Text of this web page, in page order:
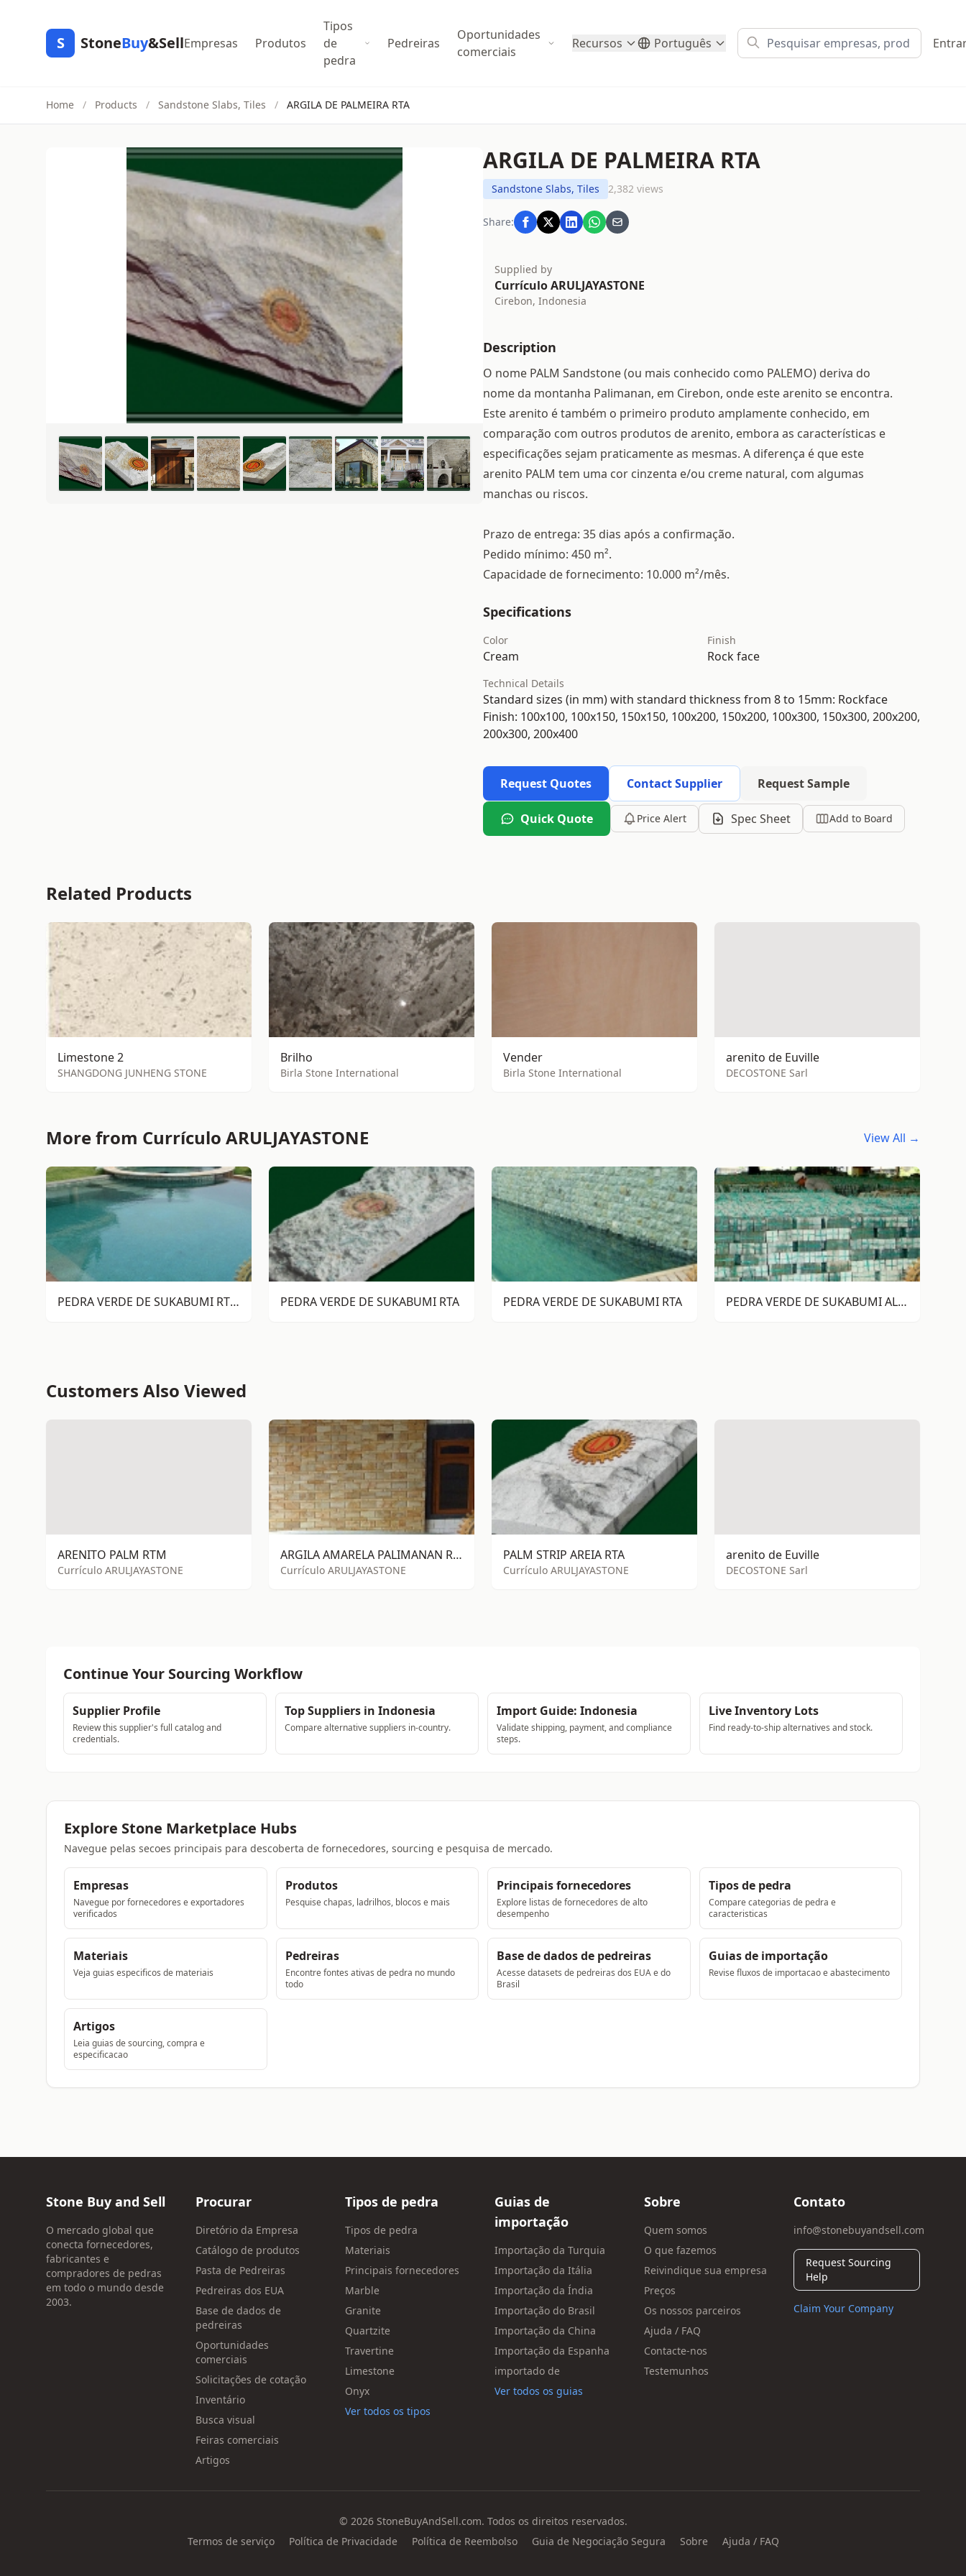
S StoneBuy&SellEmpresas Produtos
Tipos
de
pedra
Pedreiras
Oportunidades
comerciais
Recursos Português
Home / Products / Sandstone Slabs, Tiles / ARGILA DE PALMEIRA RTA
ARGILA DE PALMEIRA RTA
Sandstone Slabs, Tiles 2,382 views
Share:
Supplied by
Currículo ARULJAYASTONE
Cirebon, Indonesia
Description
O nome PALM Sandstone (ou mais conhecido como PALEMO) deriva do
nome da montanha Palimanan, em Cirebon, onde este arenito se encontra.
Este arenito é também o primeiro produto amplamente conhecido, em
comparação com outros produtos de arenito, embora as características e
especificações sejam praticamente as mesmas. A diferença é que este
arenito PALM tem uma cor cinzenta e/ou creme natural, com algumas
manchas ou riscos.
Prazo de entrega: 35 dias após a confirmação.
Pedido mínimo: 450 m².
Capacidade de fornecimento: 10.000 m²/mês.
Specifications
Color
Cream
Finish
Rock face
Technical Details
Standard sizes (in mm) with standard thickness from 8 to 15mm: Rockface
Finish: 100x100, 100x150, 150x150, 100x200, 150x200, 100x300, 150x300, 200x200,
200x300, 200x400
Request Quotes Contact Supplier Request Sample
Quick Quote Price Alert Spec Sheet Add to Board
Related Products
Limestone 2
SHANGDONG JUNHENG STONE
Brilho
Birla Stone International
Vender
Birla Stone International
arenito de Euville
DECOSTONE Sarl
More from Currículo ARULJAYASTONE View All →
PEDRA VERDE DE SUKABUMI RTM PEDRA VERDE DE SUKABUMI RTA PEDRA VERDE DE SUKABUMI RTA PEDRA VERDE DE SUKABUMI ALOR
Customers Also Viewed
ARENITO PALM RTM
Currículo ARULJAYASTONE
ARGILA AMARELA PALIMANAN RTA
Currículo ARULJAYASTONE
PALM STRIP AREIA RTA
Currículo ARULJAYASTONE
arenito de Euville
DECOSTONE Sarl
Continue Your Sourcing Workflow
Supplier Profile
Review this supplier's full catalog and
credentials.
Top Suppliers in Indonesia
Compare alternative suppliers in-country.
Import Guide: Indonesia
Validate shipping, payment, and compliance
steps.
Live Inventory Lots
Find ready-to-ship alternatives and stock.
Explore Stone Marketplace Hubs
Navegue pelas secoes principais para descoberta de fornecedores, sourcing e pesquisa de mercado.
Empresas
Navegue por fornecedores e exportadores
verificados
Produtos
Pesquise chapas, ladrilhos, blocos e mais
Principais fornecedores
Explore listas de fornecedores de alto
desempenho
Tipos de pedra
Compare categorias de pedra e
caracteristicas
Materiais
Veja guias especificos de materiais
Pedreiras
Encontre fontes ativas de pedra no mundo
todo
Base de dados de pedreiras
Acesse datasets de pedreiras dos EUA e do
Brasil
Guias de importação
Revise fluxos de importacao e abastecimento
Artigos
Leia guias de sourcing, compra e
especificacao
Stone Buy and Sell
O mercado global que
conecta fornecedores,
fabricantes e
compradores de pedras
em todo o mundo desde
2003.
Procurar
Diretório da Empresa
Catálogo de produtos
Pasta de Pedreiras
Pedreiras dos EUA
Base de dados de
pedreiras
Oportunidades
comerciais
Solicitações de cotação
Inventário
Busca visual
Feiras comerciais
Artigos
Tipos de pedra
Tipos de pedra
Materiais
Principais fornecedores
Marble
Granite
Quartzite
Travertine
Limestone
Onyx
Ver todos os tipos
Guias de
importação
Importação da Turquia
Importação da Itália
Importação da Índia
Importação do Brasil
Importação da China
Importação da Espanha
importado de
Ver todos os guias
Sobre
Quem somos
O que fazemos
Reivindique sua empresa
Preços
Os nossos parceiros
Ajuda / FAQ
Contacte-nos
Testemunhos
Contato
info@stonebuyandsell.com
Request Sourcing
Help
Claim Your Company
© 2026 StoneBuyAndSell.com. Todos os direitos reservados.
Termos de serviço
Política de Privacidade Política de Reembolso Guia de Negociação Segura Sobre Ajuda / FAQ